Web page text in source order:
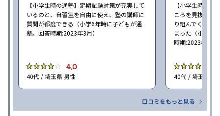
【小学生時の通塾】定期試験対策が充実して
いるのと、自習室を自由に使え、塾の講師に
質問が都度できる（小学6年時に子どもが通
塾。回答時期:2023年3月）
4.0
40代 / 埼玉県 男性
【小学生時の通
ころを見抜いて
り組んでくれた
まった（小学5
時期:2023年3月
40代 / 埼玉県 女
口コミをもっと見る